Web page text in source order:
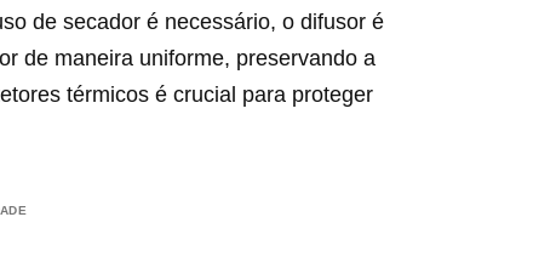
de secador é necessário, o difusor é
de maneira uniforme, preservando a
térmicos é crucial para proteger